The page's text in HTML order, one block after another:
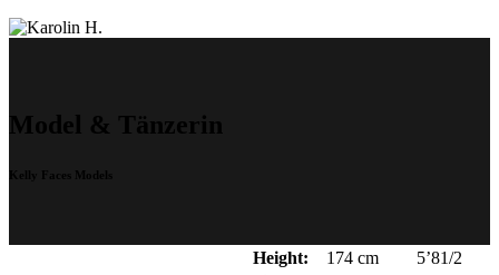
Model & Tänzerin
Kelly Faces Models
Height: 174 cm
5’81/2